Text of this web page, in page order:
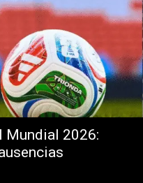
Mundial 2026: